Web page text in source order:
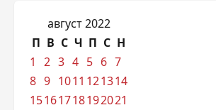
август 2022
П В С Ч П С Н
1
2 3 4 5 6 7
8 9 1011 121314
15161718192021